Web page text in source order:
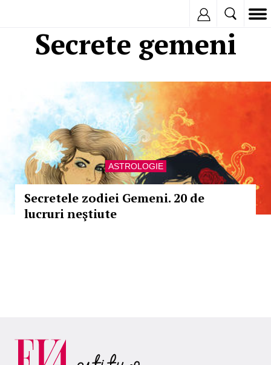
Secrete gemeni
ASTROLOGIE
Secretele zodiei Gemeni. 20 de
lucruri neştiute